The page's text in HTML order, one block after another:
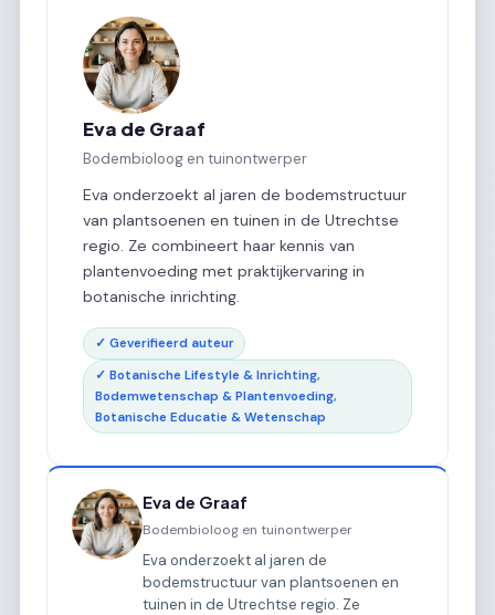
Eva de Graaf
Bodembioloog en tuinontwerper
Eva onderzoekt al jaren de bodemstructuur
van plantsoenen en tuinen in de Utrechtse
regio. Ze combineert haar kennis van
plantenvoeding met praktijkervaring in
botanische inrichting.
✓ Geverifieerd auteur
✓ Botanische Lifestyle & Inrichting,
Bodemwetenschap & Plantenvoeding,
Botanische Educatie & Wetenschap
Eva de Graaf
Bodembioloog en tuinontwerper
Eva onderzoekt al jaren de
bodemstructuur van plantsoenen en
tuinen in de Utrechtse regio. Ze